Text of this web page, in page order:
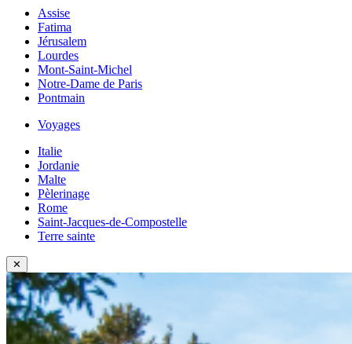
Assise
Fatima
Jérusalem
Lourdes
Mont-Saint-Michel
Notre-Dame de Paris
Pontmain
Voyages
Italie
Jordanie
Malte
Pèlerinage
Rome
Saint-Jacques-de-Compostelle
Terre sainte
✕